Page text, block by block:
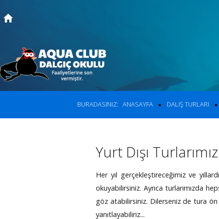
Ana Sayfa
Kurslar
Dalış Turları Siteiçinde
BURADASINIZ: ANASAYFA DALIŞ TURLARI
Yurt Dışı Turlarımız
Her yıl gerçekleştireceğimiz ve
okuyabilirsiniz. Ayrıca turlarımızda
göz atabilirsiniz. Dilerseniz de tura ön
yanıtlayabiliriz...